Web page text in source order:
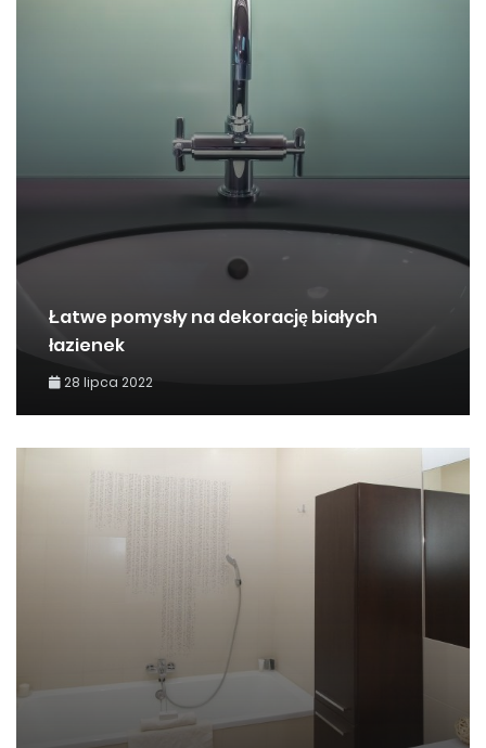
Łatwe pomysły na dekorację białych
łazienek
28 lipca 2022